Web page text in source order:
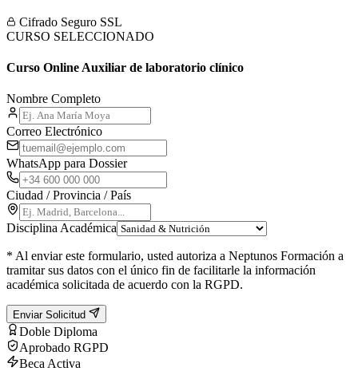
Cifrado Seguro SSL
CURSO SELECCIONADO
Curso Online Auxiliar de laboratorio clínico
Nombre Completo
Correo Electrónico
WhatsApp para Dossier
Ciudad / Provincia / País
Disciplina Académica
* Al enviar este formulario, usted autoriza a Neptunos Formación a
tramitar sus datos con el único fin de facilitarle la información
académica solicitada de acuerdo con la RGPD.
Enviar Solicitud
Doble Diploma
Aprobado RGPD
Beca Activa